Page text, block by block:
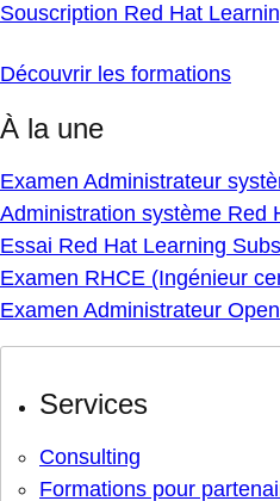
Souscription Red Hat
Découvrir les formations
À la une
Examen Administrateur
Administration système Red
Essai Red Hat Learning
Examen RHCE (Ingénieur
Examen Administrateur
Services
Consulting
Formations pour